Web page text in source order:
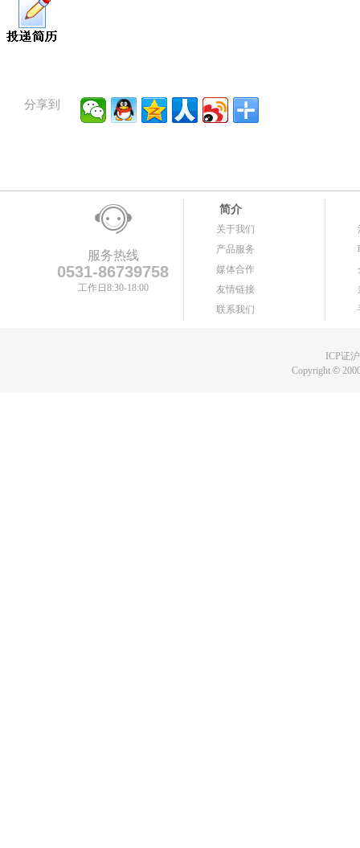
分享到
服务热线
0531-86739758
工作日8:30-18:00
简介
关于我们
产品服务
媒体合作
友情链接
联系我们
ICP证
Copyright©